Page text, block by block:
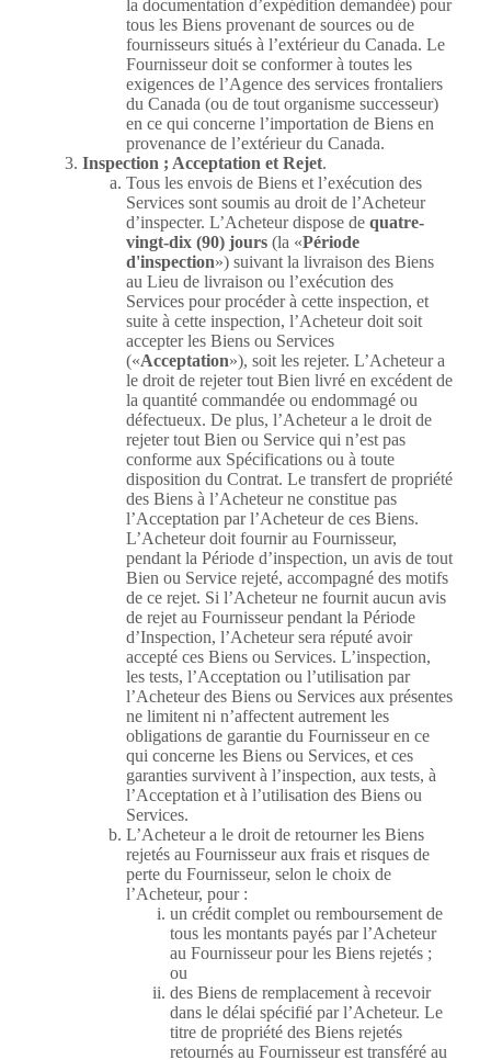
la documentation d’expédition demandée) pour
tous les Biens provenant de sources ou de
fournisseurs situés à l’extérieur du Canada. Le
Fournisseur doit se conformer à toutes les
exigences de l’Agence des services frontaliers
du Canada (ou de tout organisme successeur)
en ce qui concerne l’importation de Biens en
provenance de l’extérieur du Canada.
Inspection ; Acceptation et Rejet.
Tous les envois de Biens et l’exécution des
Services sont soumis au droit de l’Acheteur
d’inspecter. L’Acheteur dispose de quatre-
vingt-dix (90) jours(la «Période
d'inspection») suivant la livraison des Biens
au Lieu de livraison ou l’exécution des
Services pour procéder à cette inspection, et
suite à cette inspection, l’Acheteur doit soit
accepter les Biens ou Services
(«Acceptation»), soit les rejeter. L’Acheteur a
le droit de rejeter tout Bien livré en excédent de
la quantité commandée ou endommagé ou
défectueux. De plus, l’Acheteur a le droit de
rejeter tout Bien ou Service qui n’est pas
conforme aux Spécifications ou à toute
disposition du Contrat. Le transfert de propriété
des Biens à l’Acheteur ne constitue pas
l’Acceptation par l’Acheteur de ces Biens.
L’Acheteur doit fournir au Fournisseur,
pendant la Période d’inspection, un avis de tout
Bien ou Service rejeté, accompagné des motifs
de ce rejet. Si l’Acheteur ne fournit aucun avis
de rejet au Fournisseur pendant la Période
d’Inspection, l’Acheteur sera réputé avoir
accepté ces Biens ou Services. L’inspection,
les tests, l’Acceptation ou l’utilisation par
l’Acheteur des Biens ou Services aux présentes
ne limitent ni n’affectent autrement les
obligations de garantie du Fournisseur en ce
qui concerne les Biens ou Services, et ces
garanties survivent à l’inspection, aux tests, à
l’Acceptation et à l’utilisation des Biens ou
Services.
L’Acheteur a le droit de retourner les Biens
rejetés au Fournisseur aux frais et risques de
perte du Fournisseur, selon le choix de
l’Acheteur, pour :
un crédit complet ou remboursement de
tous les montants payés par l’Acheteur
au Fournisseur pour les Biens rejetés ;
ou
des Biens de remplacement à recevoir
dans le délai spécifié par l’Acheteur. Le
titre de propriété des Biens rejetés
retournés au Fournisseur est transféré au